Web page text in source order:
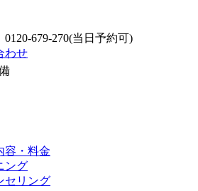
679-270(当日予約可)
わせ
容・料金
ング
セリング